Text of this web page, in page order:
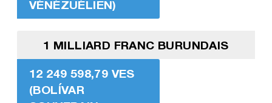
VÉNÉZUÉLIEN)
1 MILLIARD FRANC BURUNDAIS
12 249 598,79 VES
(BOLÍVAR